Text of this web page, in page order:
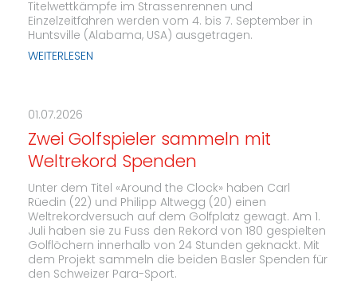
Titelwettkämpfe im Strassenrennen und
Einzelzeitfahren werden vom 4. bis 7. September in
Huntsville (Alabama, USA) ausgetragen.
WEITERLESEN
01.07.2026
Zwei Golfspieler sammeln mit
Weltrekord Spenden
Unter dem Titel «Around the Clock» haben Carl
Rüedin (22) und Philipp Altwegg (20) einen
Weltrekordversuch auf dem Golfplatz gewagt. Am 1.
Juli haben sie zu Fuss den Rekord von 180 gespielten
Golflöchern innerhalb von 24 Stunden geknackt. Mit
dem Projekt sammeln die beiden Basler Spenden für
den Schweizer Para-Sport.